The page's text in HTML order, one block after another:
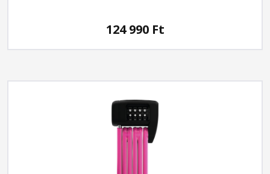
124 990 Ft